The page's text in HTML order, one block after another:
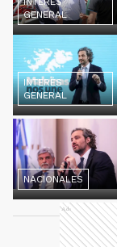
GENERAL
INTERÉS
GENERAL
NACIONALES
Ads